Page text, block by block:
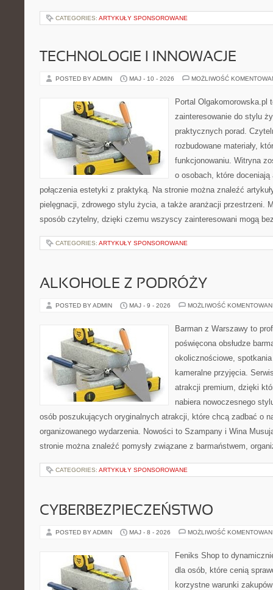
CATEGORIES: ARTYKUŁY SPONSOROWANE
TECHNOLOGIE I INNOWACJE
POSTED BY ADMIN MAJ - 10 - 2026 MOŻLIWOŚĆ
Portal Olgakomorowska.pl
zainteresowanie do stylu
praktycznych porad.
rozbudowane materiały,
funkcjonowaniu. Witryna
o osobach, które
połączenia estetyki z praktyką. Na stronie można znaleźć
pielęgnacji, zdrowego stylu życia, a także aranżacji przestrzeni.
sposób czytelny, dzięki czemu wszyscy zainteresowani mogą
CATEGORIES: ARTYKUŁY SPONSOROWANE
ALKOHOLE Z PODRÓŻY
POSTED BY ADMIN MAJ - 9 - 2026 MOŻLIWOŚĆ
Barman z Warszawy to
poświęcona obsłudze
okolicznościowe,
kameralne przyjęcia.
atrakcji premium, dzięki
nabiera nowoczesnego
osób poszukujących oryginalnych atrakcji, które chcą zadbać o
organizowanego wydarzenia. Nowości to Szampany i Wina
stronie można znaleźć pomysły związane z barmaństwem,
CATEGORIES: ARTYKUŁY SPONSOROWANE
CYBERBEZPIECZEŃSTWO
POSTED BY ADMIN MAJ - 8 - 2026 MOŻLIWOŚĆ
Feniks Shop to
dla osób, które cenią
korzystne warunki